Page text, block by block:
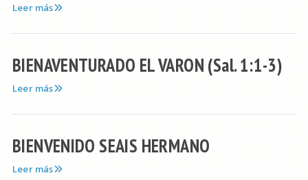
Leer más
BIENAVENTURADO EL VARON (Sal. 1:1-3)
Leer más
BIENVENIDO SEAIS HERMANO
Leer más